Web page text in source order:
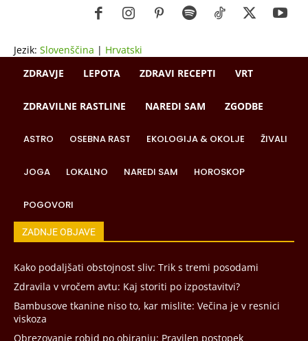
Jezik: Slovenščina | Hrvatski
ZDRAVJE
LEPOTA ZDRAVI RECEPTI VRT
ZDRAVILNE RASTLINE NAREDI SAM ZGODBE
ASTRO OSEBNA RAST EKOLOGIJA & OKOLJE ŽIVALI
JOGA LOKALNO NAREDI SAM HOROSKOP
POGOVORI
ZADNJE OBJAVE
Kako podaljšati obstojnost sliv: Trik s tremi posodami
Zdravila v vročem avtu: Kaj storiti po izpostavitvi?
Bambusove tkanine niso to, kar mislite: Večina je v resnici
viskoza
Obrezovanje robid po obiranju: Pravilen postopek